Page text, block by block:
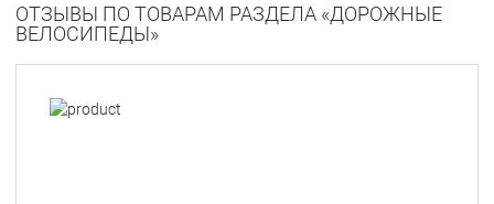
ОТЗЫВЫ ПО ТОВАРАМ РАЗДЕЛА «ДОРОЖНЫЕ
ВЕЛОСИПЕДЫ»